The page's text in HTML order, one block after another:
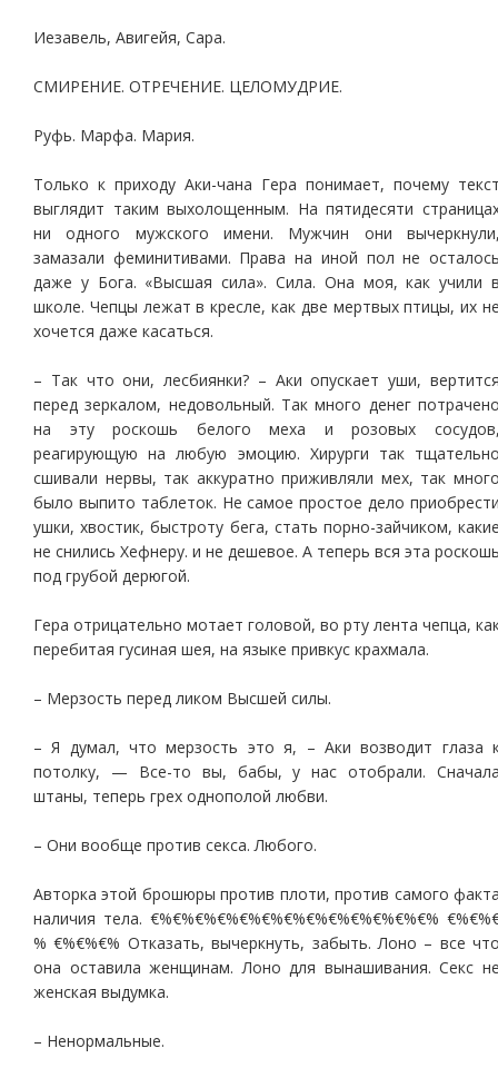
Иезавель, Авигейя, Сара.
СМИРЕНИЕ. ОТРЕЧЕНИЕ. ЦЕЛОМУДРИЕ.
Руфь. Марфа. Мария.
Только к приходу Аки-чана Гера понимает, почему
выглядит таким выхолощенным. На пятидесяти
ни одного мужского имени. Мужчин они
замазали феминитивами. Права на иной пол не
даже у Бога. «Высшая сила». Сила. Она моя, как учили
школе. Чепцы лежат в кресле, как две мертвых птицы, их
хочется даже касаться.
– Так что они, лесбиянки? – Аки опускает уши,
перед зеркалом, недовольный. Так много денег
на эту роскошь белого меха и розовых
реагирующую на любую эмоцию. Хирурги так
сшивали нервы, так аккуратно приживляли мех, так
было выпито таблеток. Не самое простое дело
ушки, хвостик, быстроту бега, стать порно-зайчиком,
не снились Хефнеру. и не дешевое. А теперь вся эта
под грубой дерюгой.
Гера отрицательно мотает головой, во рту лента чепца,
перебитая гусиная шея, на языке привкус крахмала.
– Мерзость перед ликом Высшей силы.
– Я думал, что мерзость это я, – Аки возводит глаза
потолку, — Все-то вы, бабы, у нас отобрали.
штаны, теперь грех однополой любви.
– Они вообще против секса. Любого.
Авторка этой брошюры против плоти, против самого
наличия тела. €%€%€%€%€%€%€%€%€%€%€%€%€%
% €%€%€% Отказать, вычеркнуть, забыть. Лоно – все
она оставила женщинам. Лоно для вынашивания. Секс
женская выдумка.
– Ненормальные.